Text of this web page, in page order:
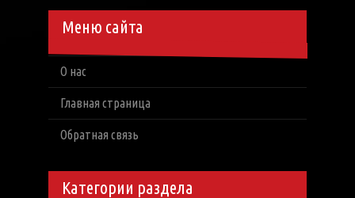
Меню сайта
О нас
Главная страница
Обратная связь
Категории раздела